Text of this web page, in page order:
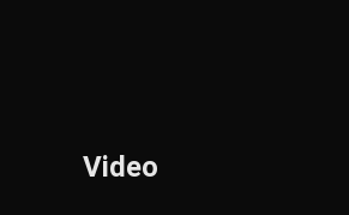
Video